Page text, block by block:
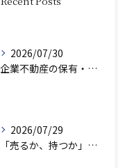
2026/07/30
企業不動産の保有・活用・売却・組み換えをどう比較するか｜CRE戦略の8つの評価軸
2026/07/29
「売るか、持つか」で悩んでいませんか？